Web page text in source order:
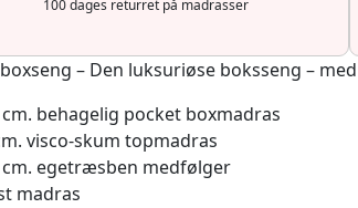
100 dages returret på madrasser
– Den luksuriøse boksseng –
behagelig pocket boxmadras
visco-skum topmadras
cm. egetræsben medfølger
madras